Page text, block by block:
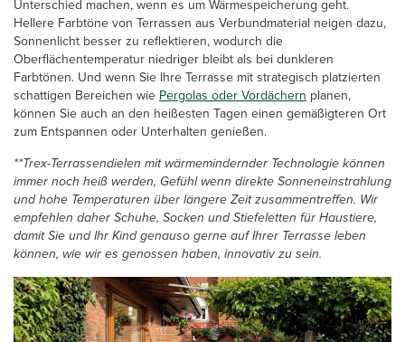
Unterschied machen, wenn es um Wärmespeicherung geht.
Hellere Farbtöne von Terrassen aus Verbundmaterial neigen dazu,
Sonnenlicht besser zu reflektieren, wodurch die
Oberflächentemperatur niedriger bleibt als bei dunkleren
Farbtönen. Und wenn Sie Ihre Terrasse mit strategisch platzierten
schattigen Bereichen wiePergolas oder Vordächern planen,
können Sie auch an den heißesten Tagen einen gemäßigteren Ort
zum Entspannen oder Unterhalten genießen.
**Trex-Terrassendielen mit wärmemindernder Technologie können
immer noch heiß werden, Gefühl wenn direkte Sonneneinstrahlung
und hohe Temperaturen über längere Zeit zusammentreffen. Wir
empfehlen daher Schuhe, Socken und Stiefeletten für Haustiere,
damit Sie und Ihr Kind genauso gerne auf Ihrer Terrasse leben
können, wie wir es genossen haben, innovativ zu sein.